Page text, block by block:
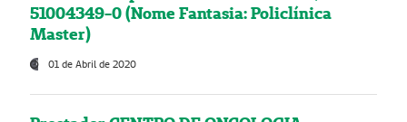
51004349-0 (Nome Fantasia: Policlínica
Master)
01 de Abril de 2020